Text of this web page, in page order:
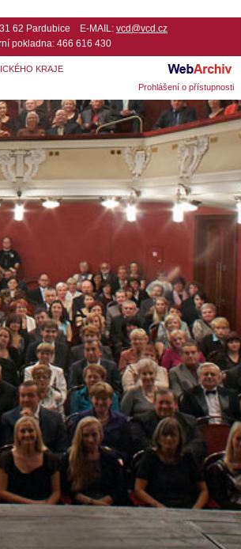
62 Pardubice E-MAIL: vcd@vcd.cz
pokladna: 466 616 430
KRAJE
Prohlášení o přístupnosti